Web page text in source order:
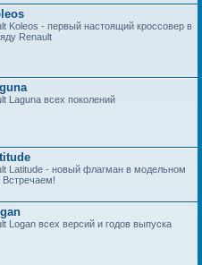
Koleos - первый настоящий кроссовер в
Renault
Laguna всех поколений
Latitude - новый флагман в модельном
Встречаем!
Logan всех версий и годов выпуска